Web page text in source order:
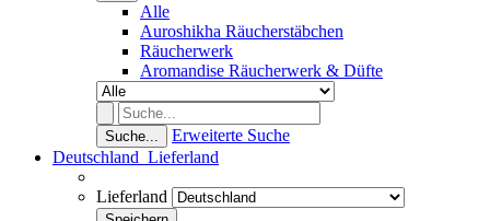
Alle
Auroshikha Räucherstäbchen
Räucherwerk
Aromandise Räucherwerk & Düfte
Suche...
Erweiterte Suche
Deutschland Lieferland
Lieferland